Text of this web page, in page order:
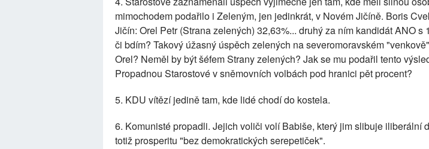
mimochodem podařilo i Zeleným, jen jedinkrát, v Novém Jičíně. Boris
Jičín: Orel Petr (Strana zelených) 32,63%... druhý za ním kandidát ANO s
či bdím? Takový úžasný úspěch zelených na severomoravském
Orel? Neměl by být šéfem Strany zelených? Jak se mu podařil tento
Propadnou Starostové v sněmovních volbách pod hranici pět procent?
5. KDU vítězí jedině tam, kde lidé chodí do kostela.
6. Komunisté propadli. Jejich voliči volí Babiše, který jim slibuje iliberální
totiž prosperitu "bez demokratických serepetiček".